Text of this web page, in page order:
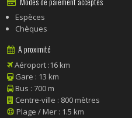
Espèces
Chèques
A proximité
Aéroport :16 km
Gare : 13 km
Bus : 700 m
Centre-ville : 800 mètres
Plage / Mer : 1.5 km